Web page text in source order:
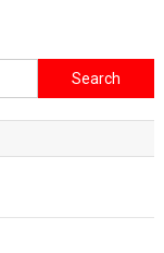
Search
for: